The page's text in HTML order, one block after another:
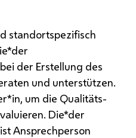
standortspezifisch
der Erstellung des
und unterstützen.
um die Qualitäts-
Die*der
Ansprechperson